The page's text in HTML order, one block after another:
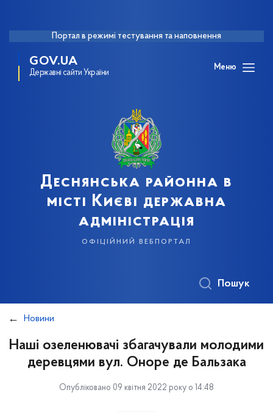
Портал в режимі тестування та наповнення
GOV.UA
Державні сайти України
Меню
Деснянська районна в
місті Києві державна
адміністрація
офіційний вебпортал
Пошук
Новини
Наші озеленювачі збагачували молодими
деревцями вул. Оноре де Бальзака
Опубліковано 09 квітня 2022 року о 14:48